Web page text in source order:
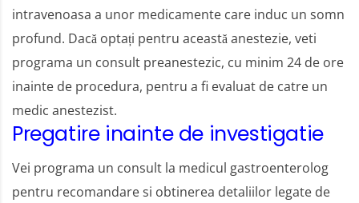
intravenoasa a unor medicamente care induc un somn
profund. Dacă optați pentru această anestezie, veti
programa un consult preanestezic, cu minim 24 de ore
inainte de procedura, pentru a fi evaluat de catre un
medic anestezist.
Pregatire inainte de investigatie
Vei programa un consult la medicul gastroenterolog
pentru recomandare si obtinerea detaliilor legate de